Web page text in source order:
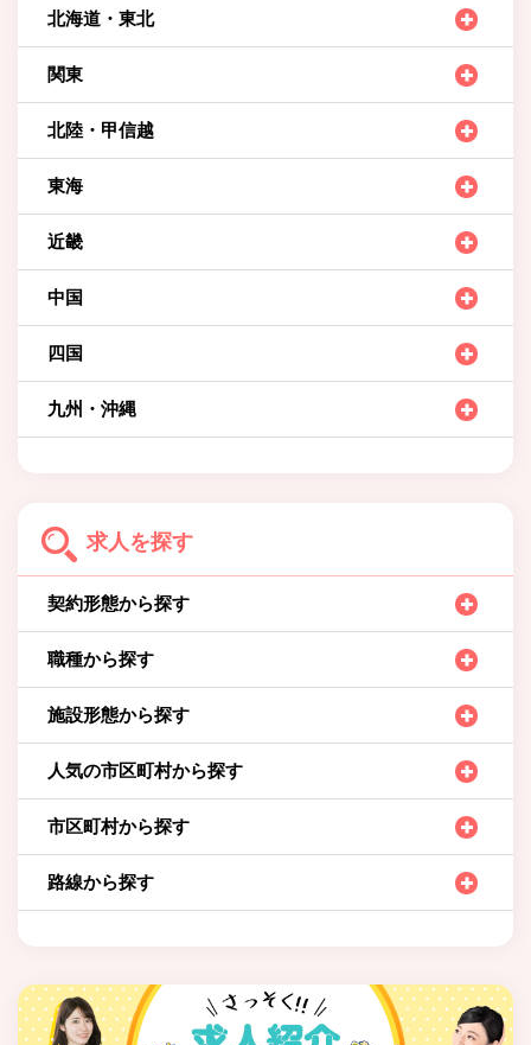
北海道・東北
関東
北陸・甲信越
東海
近畿
中国
四国
九州・沖縄
求人を探す
契約形態から探す
職種から探す
施設形態から探す
人気の市区町村から探す
市区町村から探す
路線から探す